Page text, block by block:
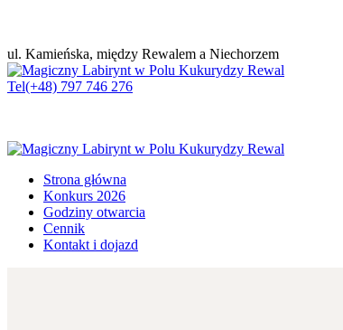
ul. Kamieńska, między Rewalem a Niechorzem
Tel(+48) 797 746 276
Strona główna
Konkurs 2026
Godziny otwarcia
Cennik
Kontakt i dojazd